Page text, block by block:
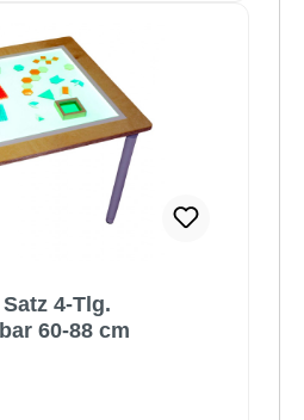
4-Tlg.
60-88 cm